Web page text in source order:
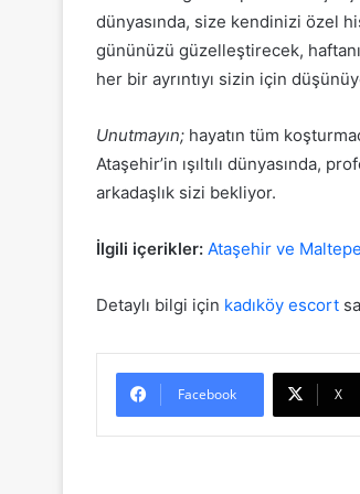
dünyasında, size kendinizi özel
gününüzü güzelleştirecek,
her bir ayrıntıyı sizin için
Unutmayın; hayatın tüm
Ataşehir’in ışıltılı dünyasında,
arkadaşlık sizi bekliyor.
İlgili içerikler: Ataşehir ve
Detaylı bilgi için kadıköy escort
Facebook X